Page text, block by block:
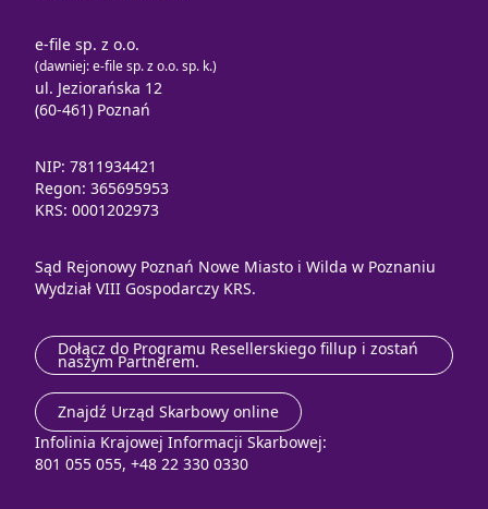
e-file sp. z o.o.
(dawniej: e-file sp. z o.o. sp. k.)
ul. Jeziorańska 12
(60-461) Poznań
NIP: 7811934421
Regon: 365695953
KRS: 0001202973
Sąd Rejonowy Poznań Nowe Miasto i Wilda w Poznaniu
Wydział VIII Gospodarczy KRS.
Dołącz do Programu Resellerskiego fillup i zostań
naszym Partnerem.
Znajdź Urząd Skarbowy online
Infolinia Krajowej Informacji Skarbowej:
801 055 055, +48 22 330 0330